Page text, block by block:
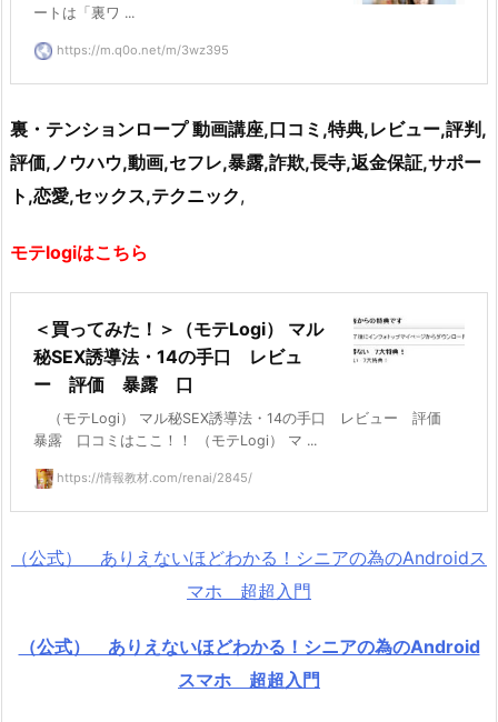
ートは「裏ワ ...
https://m.q0o.net/m/3wz395
裏・テンションロープ 動画講座,口コミ,特典,レビュー,評判,
評価,ノウハウ,動画,セフレ,暴露,詐欺,長寺,返金保証,サポー
ト,恋愛,セックス,テクニック,
モテlogiはこちら
＜買ってみた！＞（モテLogi） マル
秘SEX誘導法・14の手口 レビュ
ー 評価 暴露 口
（モテLogi） マル秘SEX誘導法・14の手口 レビュー 評価
暴露 口コミはここ！！ （モテLogi） マ ...
https://情報教材.com/renai/2845/
（公式） ありえないほどわかる！シニアの為のAndroidス
マホ 超超入門
（公式） ありえないほどわかる！シニアの為のAndroid
スマホ 超超入門